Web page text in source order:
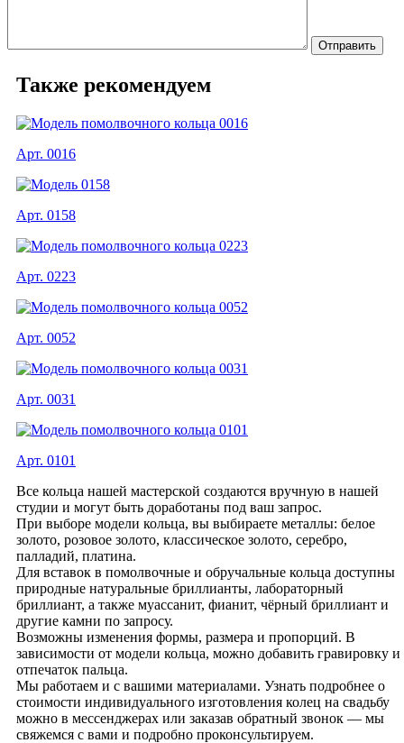
Также рекомендуем
Арт. 0016
Арт. 0158
Арт. 0223
Арт. 0052
Арт. 0031
Арт. 0101
Все кольца нашей мастерской создаются вручную в нашей
студии и могут быть доработаны под ваш запрос.
При выборе модели кольца, вы выбираете металлы: белое
золото, розовое золото, классическое золото, серебро,
палладий, платина.
Для вставок в помолвочные и обручальные кольца доступны
природные натуральные бриллианты, лабораторный
бриллиант, а также муассанит, фианит, чёрный бриллиант и
другие камни по запросу.
Возможны изменения формы, размера и пропорций. В
зависимости от модели кольца, можно добавить гравировку и
отпечаток пальца.
Мы работаем и с вашими материалами. Узнать подробнее о
стоимости индивидуального изготовления колец на свадьбу
можно в мессенджерах или заказав обратный звонок — мы
свяжемся с вами и подробно проконсультируем.